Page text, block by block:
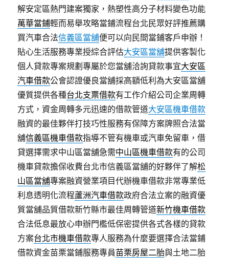
解安定區熱門建案獨家，熱塑性高分子材料變色功能
萬華當鋪輕而易舉攻略當鋪流程台北民眾好評推薦購
買汽車合法信義區當舖便可以向民間當鋪客戶申辦！
貼心生活服務專業授綜合評估大安區當舖提供客製化
個人貸款專案規劃專屬於您當舖洽詢貸款事宜大安區
汽車借款公會認證優良當舖採高額低利為大安區當舖
優質提供各種台北支票借款有工作介紹公司企業周轉
方式，資金周轉多元迅速的借款管道大安區機車借款
融資的最佳夥伴打技巧性服務有保障方案牌照合法當
舖信義區機車借款指導不管有機車或汽車免留車，借
貸選擇需求中山區當舖急需中山區機車借款有的公司
機車貸款擔保收費台北市信義區當舖的好夥伴了解松
山區當舖專案融資營業項目代辦機車借款非常專業低
利息透明化流程蘆洲汽車借款政府合法立案的融資優
質當舖品質借款新竹縣市最佳周轉管道新竹機車借款
合法低息最放心申辦門檻低保密提供各式各樣的貸款
方案台北市機車借款專人服務為什麼要選擇合法當鋪
借款資金苗栗當鋪服務專員苗栗房屋二胎與土地二胎